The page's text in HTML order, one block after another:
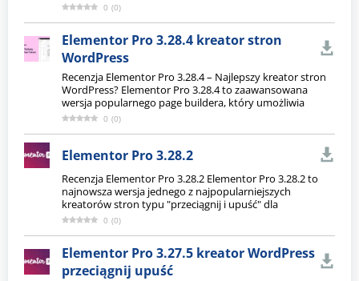
0 (0)
Elementor Pro 3.28.4 kreator stron
WordPress
Recenzja Elementor Pro 3.28.4 – Najlepszy kreator stron
WordPress? Elementor Pro 3.28.4 to zaawansowana
wersja popularnego page buildera, który umożliwia
0 (0)
Elementor Pro 3.28.2
Recenzja Elementor Pro 3.28.2 Elementor Pro 3.28.2 to
najnowsza wersja jednego z najpopularniejszych
kreatorów stron typu "przeciągnij i upuść" dla
0 (0)
Elementor Pro 3.27.5 kreator WordPress
przeciągnij upuść